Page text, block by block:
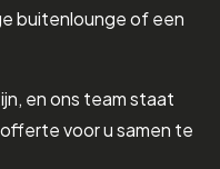
buitenlounge of een
en ons team staat
voor u samen te